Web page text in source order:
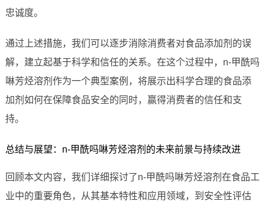
忠诚度。
通过上述措施，我们可以逐步消除消费者对食品添加剂的误
解，建立起基于科学和信任的关系。在这个过程中，n-甲酰吗
啉芳烃溶剂作为一个典型案例，将展示出科学合理的食品添
加剂如何在保障食品安全的同时，赢得消费者的信任和支
持。
总结与展望：n-甲酰吗啉芳烃溶剂的未来前景与持续改进
回顾本文内容，我们详细探讨了n-甲酰吗啉芳烃溶剂在食品工
业中的重要角色，从其基本特性和应用领域，到安全性评估